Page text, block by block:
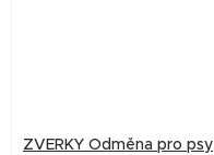
ZVERKY Odměna pro psy